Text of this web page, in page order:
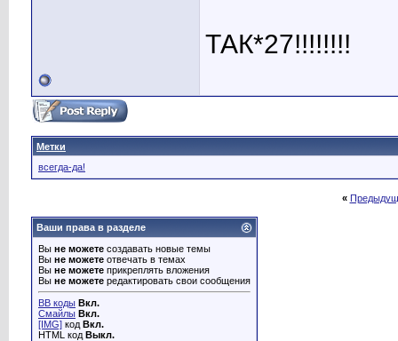
ТАК*27!!!!!!!!
Метки
всегда-да!
«
Ваши права в разделе
Вы не можете создавать новые темы
Вы не можете отвечать в темах
Вы не можете прикреплять вложения
Вы не можете редактировать свои сообщения
BB коды Вкл.
Смайлы Вкл.
[IMG] код Вкл.
HTML код Выкл.